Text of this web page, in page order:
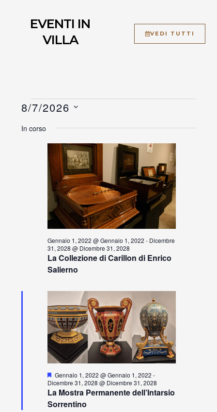
EVENTI IN
VILLA
VEDI TUTTI
Eventi
for
Agosto
2026
8/7/2026
In corso
La Collezione di Carillon di Enrico
Salierno
Gennaio 1, 2022 @ Gennaio 1, 2022 - Dicembre
31, 2028 @ Dicembre 31, 2028
La Mostra Permanente dell’Intarsio
Sorrentino
S
e
g
n
a
Gennaio 1, 2022 @ Gennaio 1, 2022 -
Dicembre 31, 2028 @ Dicembre 31, 2028